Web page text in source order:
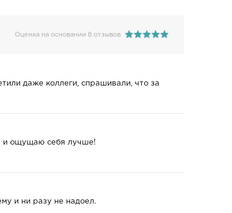
Оценка на основании 8 отзывов
даже коллеги, спрашивали, что за
и ощущаю себя лучше!
и ни разу не надоел.